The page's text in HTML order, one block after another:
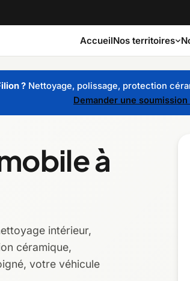
AccueilNos territoires
Bas-Saint-Laurent
Côte-Nord
Montérégie
?Nettoyage, polissage, protection
Demander une
à
intérieur,
céramique,
votre véhicule